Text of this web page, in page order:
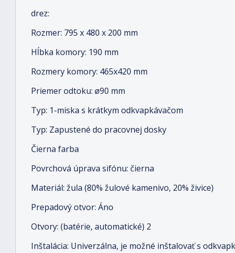
drez:
Rozmer: 795 x 480 x 200 mm
Hĺbka komory: 190 mm
Rozmery komory: 465x420 mm
Priemer odtoku: ø90 mm
Typ: 1-miska s krátkym odkvapkávačom
Typ: Zapustené do pracovnej dosky
Čierna farba
Povrchová úprava sifónu: čierna
Materiál: žula (80% žulové kamenivo, 20% živice)
Prepadový otvor: Áno
Otvory: (batérie, automatické) 2
Inštalácia: Univerzálna, je možné inštalovať s